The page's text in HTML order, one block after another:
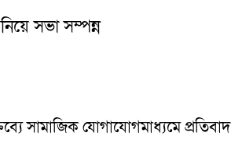
সভা সম্পন্ন
সামাজিক যোগাযোগমাধ্যমে প্রতিবাদ